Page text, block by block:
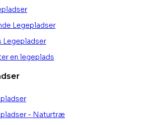
Legepladser
Legepladser
en legeplads
- Naturtræ